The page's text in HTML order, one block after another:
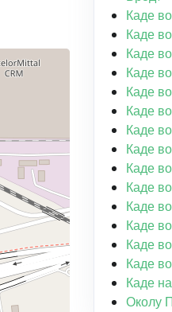
Каде
Каде
Каде
Каде
Каде
Каде
Каде
Каде
Каде
Каде
Каде
Каде
Каде
Каде
Каде
Околу